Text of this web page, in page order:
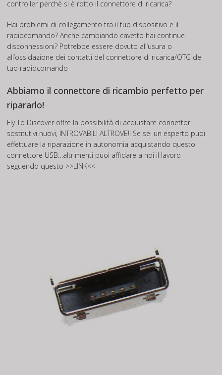
controller perchè si è rotto il connettore di ricarica?
Hai problemi di collegamento tra il tuo dispositivo e il
radiocomando? Anche cambiando cavetto hai continue
disconnessioni? Potrebbe essere dovuto all’usura o
all’ossidazione dei contatti del connettore di ricarica/OTG del
tuo radiocomando
Abbiamo il connettore di ricambio perfetto per
ripararlo!
Fly To Discover offre la possibilità di acquistare connettori
sostitutivi nuovi, INTROVABILI ALTROVE!! Se sei un esperto puoi
effettuare la riparazione in autonomia acquistando questo
connettore USB…altrimenti puoi affidare a noi il lavoro
seguendo questo >>LINK<<